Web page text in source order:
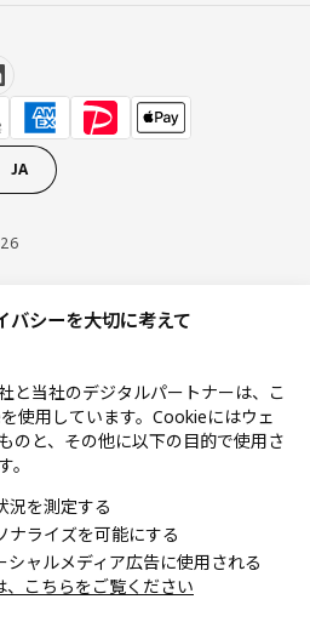
JA
バシーを大切に考えて
と当社のデジタルパートナーは、こ
使用しています。Cookieにはウェ
のと、その他に以下の目的で使用さ
況を測定する
ナライズを可能にする
シャルメディア広告に使用される
こちらをご覧ください